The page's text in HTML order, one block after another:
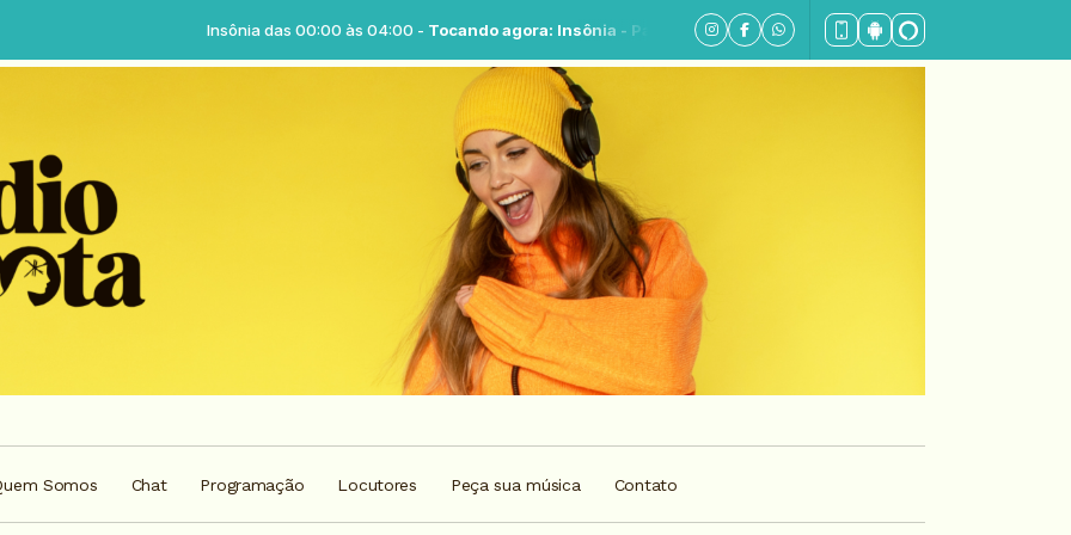
Insônia das 00:00 às 04:00 -Tocando agora: Insônia - Parte 03
Somos Chat Programação Locutores Peça sua música Contato